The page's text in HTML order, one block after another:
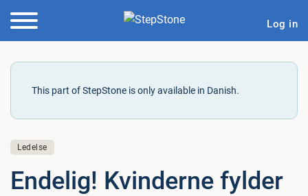
Log in
This part of StepStone is only available in Danish.
Ledelse
Endelig! Kvinderne fylder